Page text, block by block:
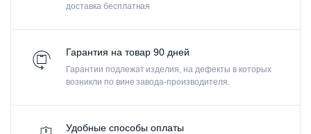
доставка бесплатная
Гарантия на товар 90 дней
Гарантии подлежат изделия, на дефекты в которых
возникли по вине завода-производителя.
Удобные способы оплаты